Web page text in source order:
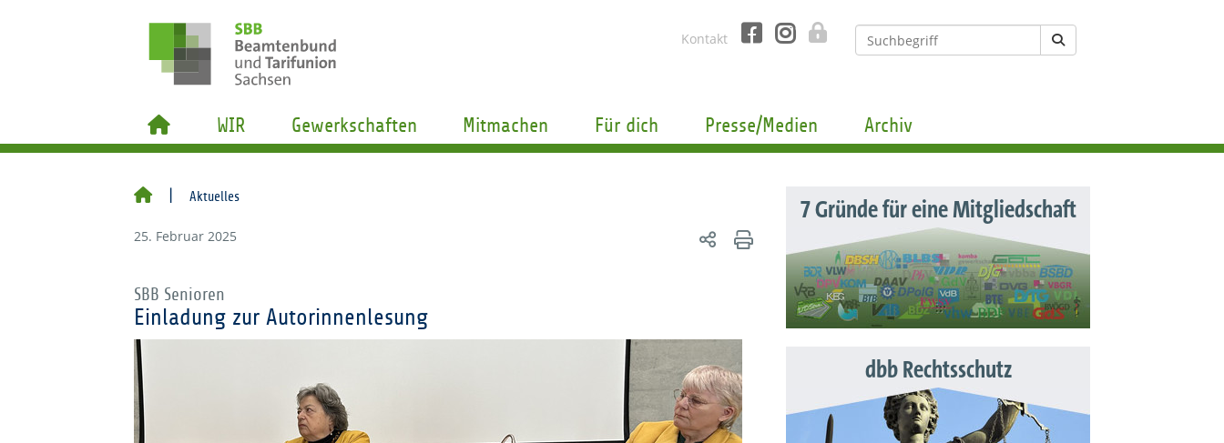
Kontakt
WIR Gewerkschaften Mitmachen Für dich Presse/Medien Archiv
Aktuelles
25. Februar 2025
SBB Senioren
Einladung zur Autorinnenlesung
7 Gründe für eine Mitgliedschaft
dbb Rechtsschutz